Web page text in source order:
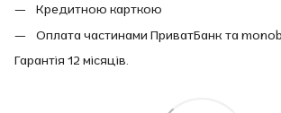
Кредитною карткою
Оплата частинами ПриватБанк та
Гарантія 12 місяців.